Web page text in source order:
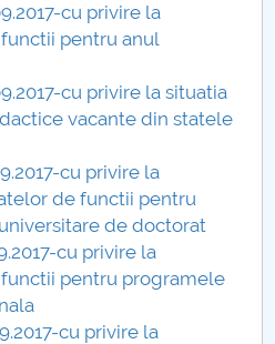
cu privire la
pentru anul
cu privire la situatia
vacante din statele
cu privire la
de functii pentru
de doctorat
cu privire la
pentru programele
cu privire la